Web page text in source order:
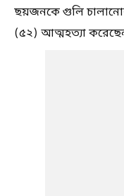
ছয়জনকে গুলি
(৫২) আত্মহত্যা